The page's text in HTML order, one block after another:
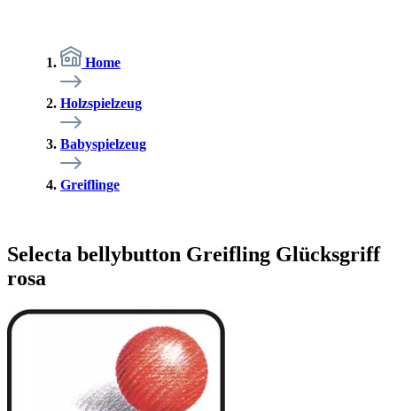
Home
Holzspielzeug
Babyspielzeug
Greiflinge
Selecta bellybutton Greifling Glücksgriff
rosa